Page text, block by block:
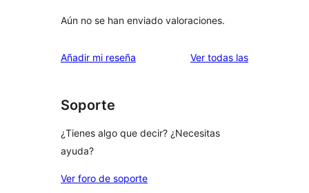
Aún no se han enviado valoraciones.
Añadir mi reseña Ver todas lasvaloraciones
Soporte
¿Tienes algo que decir? ¿Necesitas
ayuda?
Ver foro de soporte